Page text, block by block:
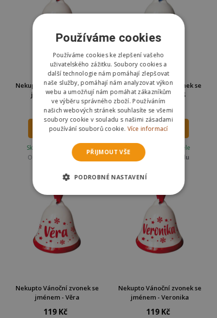
Nekupto Vánoční zvonek se
jménem - Tereza
119 Kč
DO KOŠÍKU
Skladem u dodavatele
Odešleme
ve středu
Nekupto Vánoční zvonek se
jménem - Tomáš
119 Kč
DO KOŠÍKU
Skladem u dodavatele
Odešleme
ve středu
Nekupto Vánoční zvonek se
jménem - Věra
119 Kč
Nekupto Vánoční zvonek se
jménem - Veronika
119 Kč
Používáme cookies
Používáme cookies ke zlepšení vašeho
uživatelského zážitku. Soubory cookies a
další technologie nám pomáhají zlepšovat
naše služby, pomáhají nám analyzovat výkon
webu a umožňují nám pomáhat zákazníkům
ve výběru správného zboží. Používáním
našich webových stránek souhlasíte se všemi
soubory cookie v souladu s našimi zásadami
používání souborů cookie. Více informací
PŘIJMOUT VŠE
PODROBNÉ NASTAVENÍ